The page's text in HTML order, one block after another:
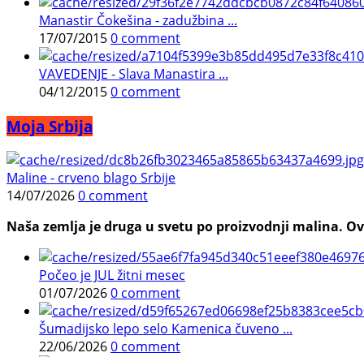
Manastir Čokešina - zadužbina ...
17/07/20150 comment
VAVEDENJE - Slava Manastira ...
04/12/20150 comment
Moja Srbija
Maline - crveno blago Srbije
14/07/20260 comment
Naša zemlja je druga u svetu po proizvodnji malina.
Počeo je JUL žitni mesec
01/07/20260 comment
Šumadijsko lepo selo Kamenica čuveno ...
22/06/20260 comment